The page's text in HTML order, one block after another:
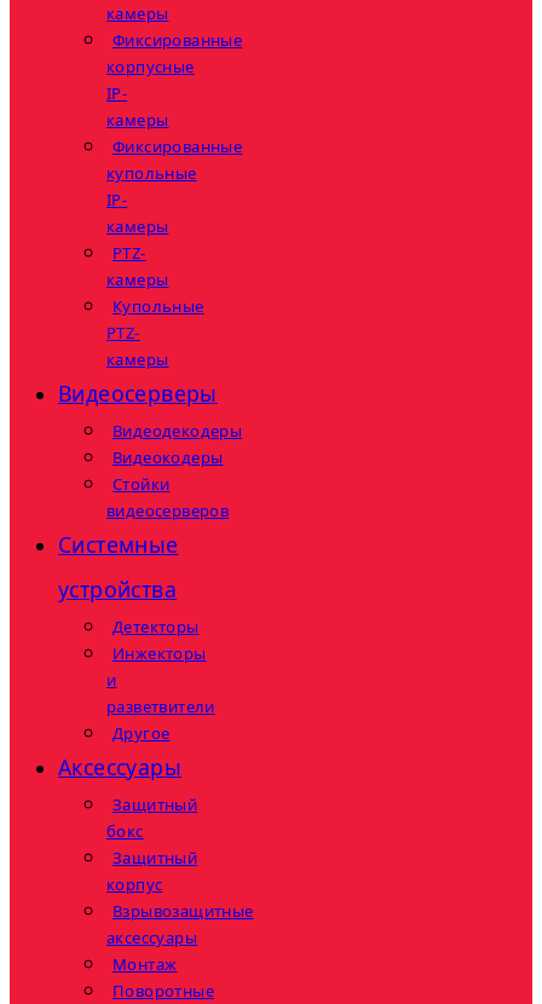
камеры
Фиксированные
корпусные
IP-
камеры
Фиксированные
купольные
IP-
камеры
PTZ-
камеры
Купольные
PTZ-
камеры
Видеосерверы
Видеодекодеры
Видеокодеры
Стойки
видеосерверов
Системные
устройства
Детекторы
Инжекторы
и
разветвители
Другое
Аксессуары
Защитный
бокс
Защитный
корпус
Взрывозащитные
аксессуары
Монтаж
Поворотные